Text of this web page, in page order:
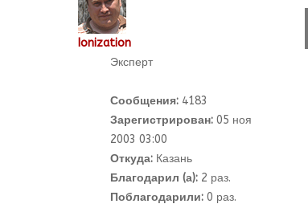
Ionization
Эксперт
Сообщения: 4183
Зарегистрирован: 05 ноя
2003 03:00
Откуда: Казань
Благодарил (а): 2 раз.
Поблагодарили: 0 раз.